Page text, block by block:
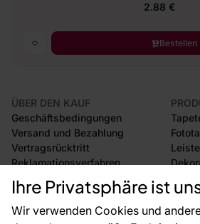
Ihre Privatsphäre ist
Wir verwenden Cookies und
2.88 €
Bestellen
ÜBER DEN KAUF
Geschäftsbedingungen
Versand und Bezahlung
Vertragsrücktritt
Reklamationsverfahren
Rücksendung von Waren
CE-Zertifizierung
Großhandel
Leiste